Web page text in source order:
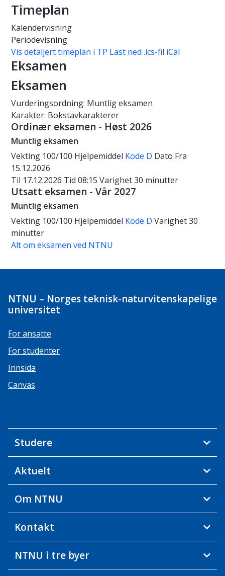
Timeplan
Kalendervisning
Periodevisning
Vis detaljert timeplan i TP Last ned .ics-fil iCal
Eksamen
Eksamen
Vurderingsordning: Muntlig eksamen
Karakter: Bokstavkarakterer
Ordinær eksamen - Høst 2026
Muntlig eksamen
Vekting 100/100 Hjelpemiddel Kode D Dato Fra
15.12.2026
Til 17.12.2026 Tid 08:15 Varighet30 minutter
Utsatt eksamen - Vår 2027
Muntlig eksamen
Vekting 100/100 Hjelpemiddel Kode D Varighet30
minutter
Alt om eksamen ved NTNU
NTNU – Norges teknisk-naturvitenskapelige
universitet
For ansatte
For studenter
Innsida
Canvas
Studere
Aktuelt
Om NTNU
Kontakt
NTNU i tre byer